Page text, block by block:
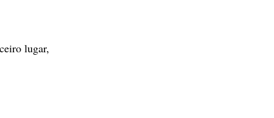
lugar,